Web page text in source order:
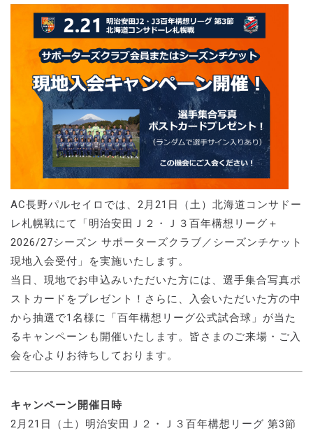
AC長野パルセイロでは、2月21日（土）北海道コンサドー
レ札幌戦にて「明治安田Ｊ２・Ｊ３百年構想リーグ＋
2026/27シーズン サポーターズクラブ／シーズンチケット
現地入会受付」を実施いたします。
当日、現地でお申込みいただいた方には、選手集合写真ポ
ストカードをプレゼント！さらに、入会いただいた方の中
から抽選で1名様に「百年構想リーグ公式試合球」が当た
るキャンペーンも開催いたします。皆さまのご来場・ご入
会を心よりお待ちしております。
キャンペーン開催日時
2月21日（土）明治安田Ｊ２・Ｊ３百年構想リーグ 第3節